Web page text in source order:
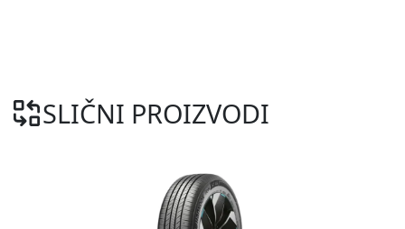
SLIČNI PROIZVODI